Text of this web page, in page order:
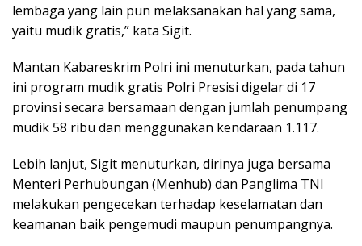
lembaga yang lain pun melaksanakan hal yang sama,
yaitu mudik gratis,” kata Sigit.
Mantan Kabareskrim Polri ini menuturkan, pada tahun
ini program mudik gratis Polri Presisi digelar di 17
provinsi secara bersamaan dengan jumlah penumpang
mudik 58 ribu dan menggunakan kendaraan 1.117.
Lebih lanjut, Sigit menuturkan, dirinya juga bersama
Menteri Perhubungan (Menhub) dan Panglima TNI
melakukan pengecekan terhadap keselamatan dan
keamanan baik pengemudi maupun penumpangnya.